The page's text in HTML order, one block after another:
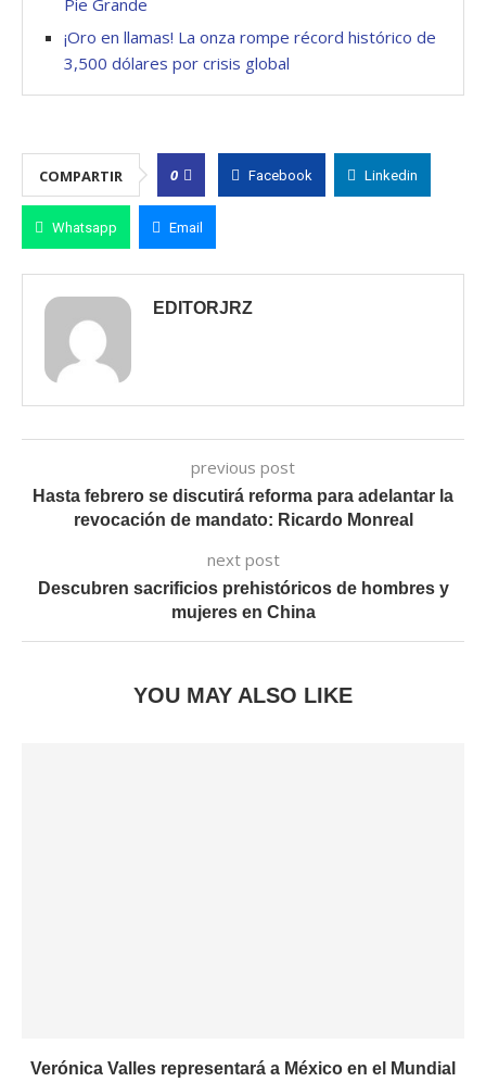
Pie Grande
¡Oro en llamas! La onza rompe récord histórico de
3,500 dólares por crisis global
COMPARTIR 0 Facebook Linkedin
Whatsapp Email
EDITORJRZ
previous post
Hasta febrero se discutirá reforma para adelantar la
revocación de mandato: Ricardo Monreal
next post
Descubren sacrificios prehistóricos de hombres y
mujeres en China
YOU MAY ALSO LIKE
Verónica Valles representará a México en el Mundial